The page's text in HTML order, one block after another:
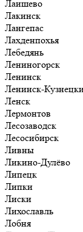
Лаишево
Лакинск
Лангепас
Лахденпохья
Лебедянь
Лениногорск
Ленинск
Ленинск-
Ленск
Лермонтов
Лесозаводск
Лесосибирск
Ливны
Ликино-Дулёво
Липецк
Липки
Лиски
Лихославль
Лобня